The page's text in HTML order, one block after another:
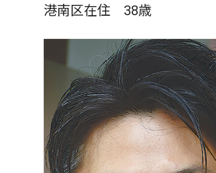
港南区在住 38歳